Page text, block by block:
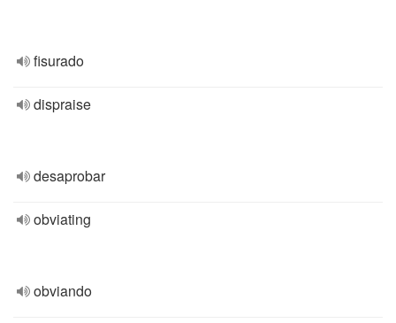
fisurado
dispraise
desaprobar
obviating
obviando